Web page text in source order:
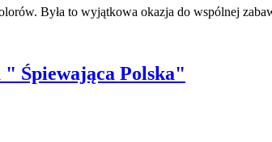
Była to wyjątkowa okazja do wspólnej
Śpiewająca Polska"